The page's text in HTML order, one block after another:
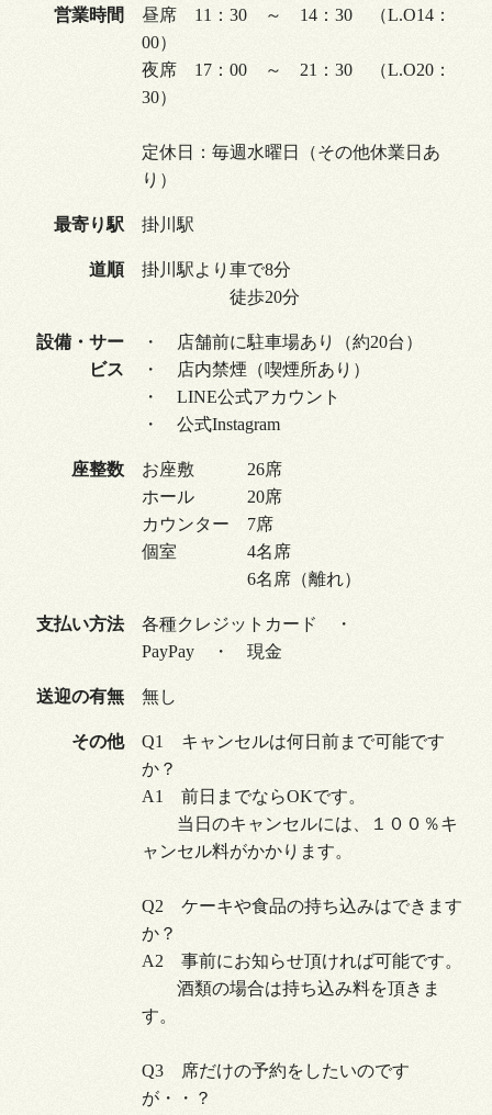
営業時間
昼席 11：30 ～ 14：30 （L.O14：
00）
夜席 17：00 ～ 21：30 （L.O20：
30）
定休日：毎週水曜日（その他休業日あ
り）
最寄り駅 掛川駅
道順
掛川駅より車で8分
徒歩20分
設備・サー
ビス
・ 店舗前に駐車場あり（約20台）
・ 店内禁煙（喫煙所あり）
・ LINE公式アカウント
・ 公式Instagram
座整数
お座敷 26席
ホール 20席
カウンター 7席
個室 4名席
6名席（離れ）
支払い方法
各種クレジットカード ・
PayPay ・ 現金
送迎の有無 無し
その他
Q1 キャンセルは何日前まで可能です
か？
A1 前日までならOKです。
当日のキャンセルには、１００％キ
ャンセル料がかかります。
Q2 ケーキや食品の持ち込みはできます
か？
A2 事前にお知らせ頂ければ可能です。
酒類の場合は持ち込み料を頂きま
す。
Q3 席だけの予約をしたいのです
が・・？